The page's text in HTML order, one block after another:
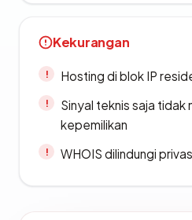
Kekurangan
Hosting di blok IP
Sinyal teknis saja tidak
kepemilikan
WHOIS dilindungi